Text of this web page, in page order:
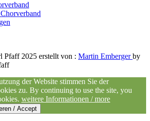
Pfaff 2025 erstellt von : Martin Embergerby
der Website stimmen Sie der
zu. By continuing to use the site, you
weitere Informationen / more
/ Accept